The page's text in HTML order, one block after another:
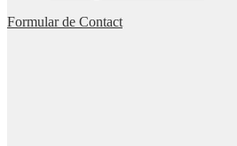
Formular de Contact